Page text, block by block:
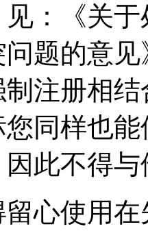
：《关
题的意
注册相
同样也
此不得
留心使用